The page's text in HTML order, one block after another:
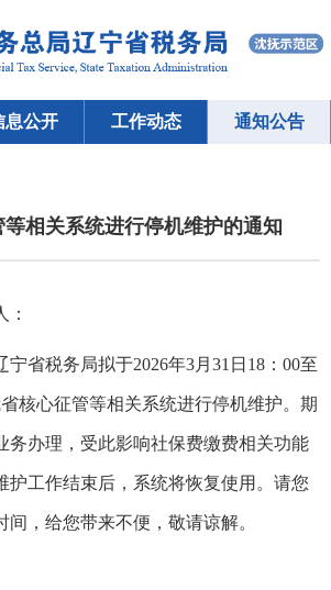
息公开 工作动态 通知公告
相关系统进行停机维护的通知
宁省税务局拟于2026年3月31日18：00至
核心征管等相关系统进行停机维护。期
务办理，受此影响社保费缴费相关功能
护工作结束后，系统将恢复使用。请您
，给您带来不便，敬请谅解。